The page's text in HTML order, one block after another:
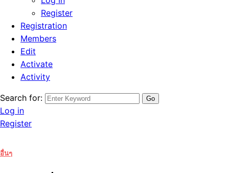
Register
Registration
Members
Edit
Activate
Activity
Search for:
Log in
Register
อื่นๆ